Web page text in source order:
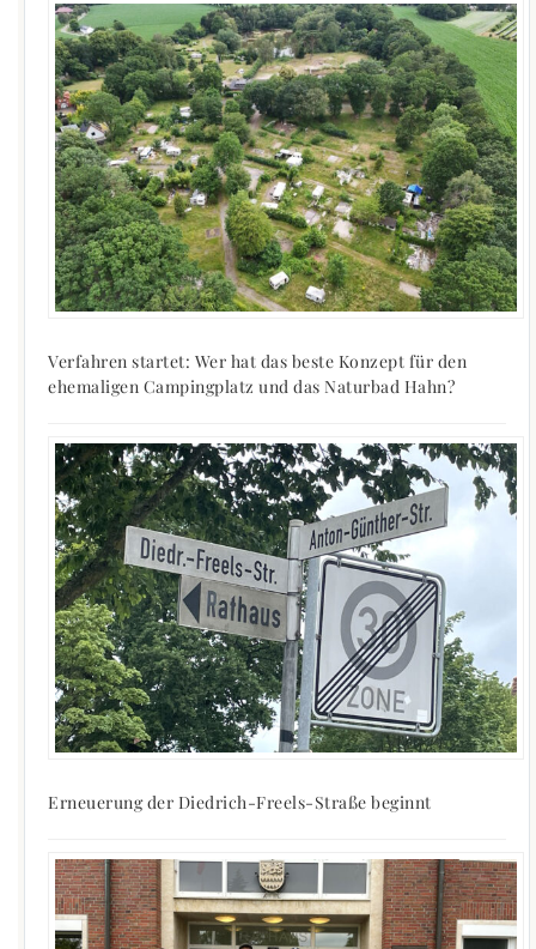
Verfahren startet: Wer hat das beste Konzept für den
ehemaligen Campingplatz und das Naturbad Hahn?
Erneuerung der Diedrich-Freels-Straße beginnt